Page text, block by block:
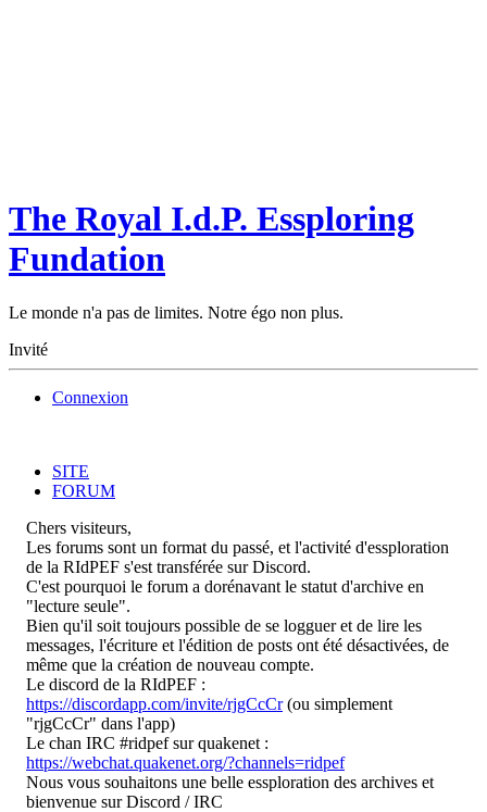
The Royal I.d.P. Essploring
Fundation
Le monde n'a pas de limites. Notre égo non plus.
Invité
Connexion
SITE
FORUM
Chers visiteurs,
Les forums sont un format du passé, et l'activité d'essploration
de la RIdPEF s'est transférée sur Discord.
C'est pourquoi le forum a dorénavant le statut d'archive en
"lecture seule".
Bien qu'il soit toujours possible de se logguer et de lire les
messages, l'écriture et l'édition de posts ont été désactivées, de
même que la création de nouveau compte.
Le discord de la RIdPEF :
https://discordapp.com/invite/rjgCcCr(ou simplement
"rjgCcCr" dans l'app)
Le chan IRC #ridpef sur quakenet :
https://webchat.quakenet.org/?channels=ridpef
Nous vous souhaitons une belle essploration des archives et
bienvenue sur Discord / IRC